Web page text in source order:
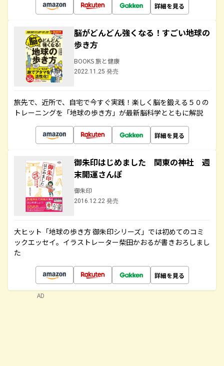
詳細を見る
脳がどんどん強くなる！すごい地球の
歩き方
BOOKS 旅と健康
2022.11.25 発売
旅先で、近所で、自宅で今すぐ実践！楽しく脳を鍛える５０の
トレーニングを「地球の歩き方」が最新脳科学とともに解説
詳細を見る
御朱印はじめました 関東の神社 週
末開運さんぽ
御朱印
2016.12.22 発売
大ヒット「地球の歩き方 御朱印シリーズ」では初めてのコミ
ックエッセイ。イラストレーター柴田かおるが書きおろしまし
た
詳細を見る
AD